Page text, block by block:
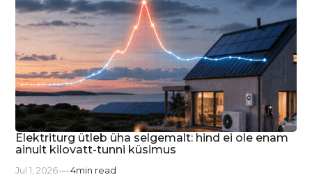
Elektriturg ütleb üha selgemalt: hind ei ole enam
ainult kilovatt-tunni küsimus
Jul 1, 2026 4min read